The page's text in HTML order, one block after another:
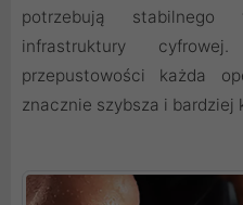
potrzebują
infrastruktury
przepustowości każda
znacznie szybsza i bardziej